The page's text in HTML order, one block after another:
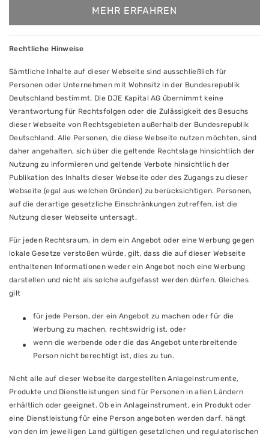
MEHR ERFAHREN
Rechtliche Hinweise
Sämtliche Inhalte auf dieser Webseite sind ausschließlich für
Personen oder Unternehmen mit Wohnsitz in der Bundesrepublik
Deutschland bestimmt. Die DJE Kapital AG übernimmt keine
Verantwortung für Rechtsfolgen oder die Zulässigkeit des Besuchs
dieser Webseite von Rechtsgebieten außerhalb der Bundesrepublik
Deutschland. Alle Personen, die diese Webseite nutzen möchten, sind
daher angehalten, sich über die geltende Rechtslage hinsichtlich der
Nutzung zu informieren und geltende Verbote hinsichtlich der
Publikation des Inhalts dieser Webseite oder des Zugangs zu dieser
Webseite (egal aus welchen Gründen) zu berücksichtigen. Personen,
auf die derartige gesetzliche Einschränkungen zutreffen, ist die
Nutzung dieser Webseite untersagt.
Für jeden Rechtsraum, in dem ein Angebot oder eine Werbung gegen
lokale Gesetze verstoßen würde, gilt, dass die auf dieser Webseite
enthaltenen Informationen weder ein Angebot noch eine Werbung
darstellen und nicht als solche aufgefasst werden dürfen. Gleiches
gilt
für jede Person, der ein Angebot zu machen oder für die
Werbung zu machen, rechtswidrig ist, oder
wenn die werbende oder die das Angebot unterbreitende
Person nicht berechtigt ist, dies zu tun.
Nicht alle auf dieser Webseite dargestellten Anlageinstrumente,
Produkte und Dienstleistungen sind für Personen in allen Ländern
erhältlich oder geeignet. Ob ein Anlageinstrument, ein Produkt oder
eine Dienstleistung für eine Person angeboten werden darf, hängt
von den im jeweiligen Land gültigen gesetzlichen und regulatorischen